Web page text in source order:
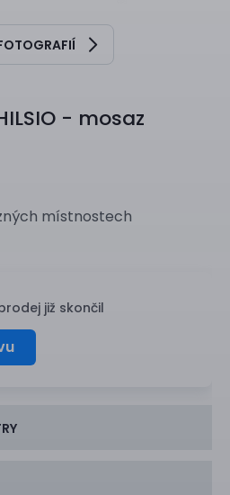
- mosaz
místnostech
již skončil